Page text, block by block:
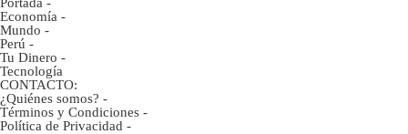
Economía -
Mundo -
Perú -
Tu Dinero -
Tecnología
CONTACTO:
¿Quiénes somos? -
Términos y Condiciones -
Política de Privacidad -